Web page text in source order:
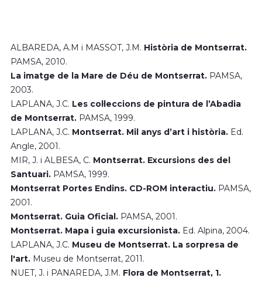
ALBAREDA, A.M i MASSOT, J.M. Història de Montserrat.
PAMSA, 2010.
La imatge de la Mare de Déu de Montserrat. PAMSA,
2003.
LAPLANA, J.C. Les col·leccions de pintura de l’Abadia
de Montserrat. PAMSA, 1999.
LAPLANA, J.C. Montserrat. Mil anys d’art i història. Ed.
Angle, 2001.
MIR, J. i ALBESA, C. Montserrat. Excursions des del
Santuari. PAMSA, 1999.
Montserrat Portes Endins. CD-ROM interactiu. PAMSA,
2001.
Montserrat. Guia Oficial. PAMSA, 2001.
Montserrat. Mapa i guia excursionista. Ed. Alpina, 2004.
LAPLANA, J.C. Museu de Montserrat. La sorpresa de
l'art. Museu de Montserrat, 2011.
NUET, J. i PANAREDA, J.M. Flora de Montserrat, 1.